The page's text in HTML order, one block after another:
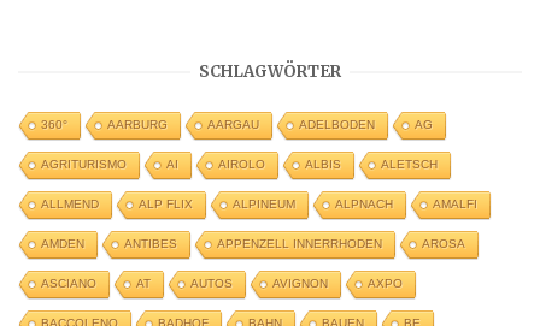
SCHLAGWÖRTER
360° AARBURG AARGAU ADELBODEN AG
AGRITURISMO AI AIROLO ALBIS ALETSCH
ALLMEND ALP FLIX ALPINEUM ALPNACH AMALFI
AMDEN ANTIBES APPENZELL INNERRHODEN AROSA
ASCIANO AT AUTOS AVIGNON AXPO
BACCOLENO BADHOF BAHN BAUEN BE